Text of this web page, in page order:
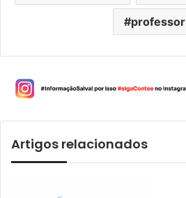
professor
Artigos relacionados